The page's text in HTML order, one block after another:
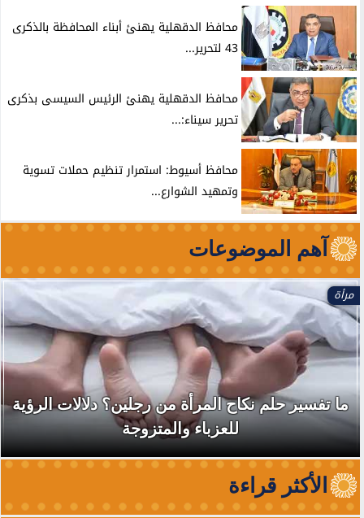
محافظ الدقهلية يهنئ أبناء المحافظة بالذكرى
43 لتحرير...
محافظ الدقهلية يهنئ الرئيس السيسى بذكرى
تحرير سيناء:...
محافظ أسيوط: استمرار تنظيم حملات تسوية
وتمهيد الشوارع...
آهم الموضوعات
مرأة
ما تفسير حلم نكاح المرأة من رجلين؟ دلالات الرؤية
للعزباء والمتزوجة
الأكثر قراءة